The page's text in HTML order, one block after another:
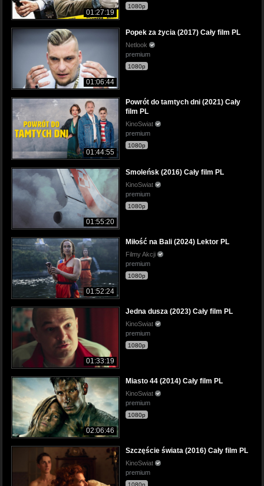
01:27:19
1080p
01:06:44
Popek za życia (2017) Cały film PL
Netlook
premium
1080p
01:44:55
Powrót do tamtych dni (2021) Cały
film PL
KinoSwiat
premium
1080p
01:55:20
Smoleńsk (2016) Cały film PL
KinoSwiat
premium
1080p
01:52:24
Miłość na Bali (2024) Lektor PL
Filmy Akcji
premium
1080p
01:33:19
Jedna dusza (2023) Cały film PL
KinoSwiat
premium
1080p
02:06:46
Miasto 44 (2014) Cały film PL
KinoSwiat
premium
1080p
Szczęście świata (2016) Cały film PL
KinoSwiat
premium
1080p